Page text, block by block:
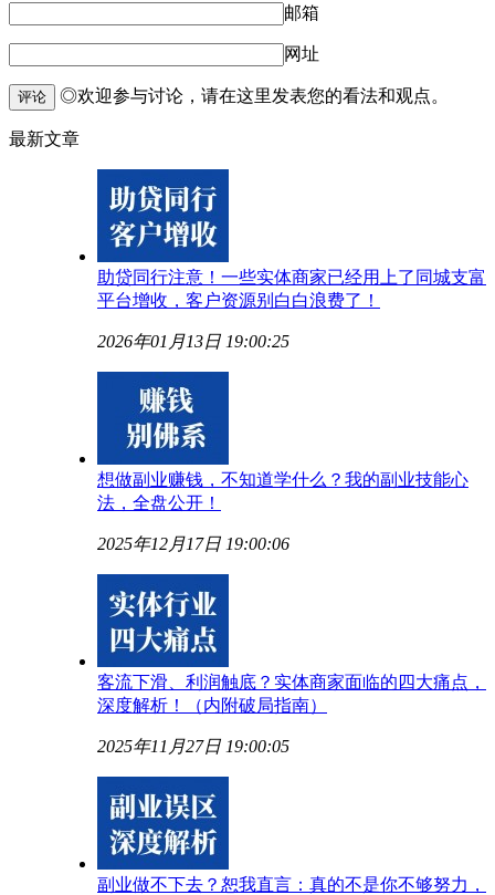
邮箱
网址
评论 ◎欢迎参与讨论，请在这里发表您的看法和观点。
最新文章
助贷同行注意！一些实体商家已经用上了同城支富
平台增收，客户资源别白白浪费了！
2026年01月13日 19:00:25
想做副业赚钱，不知道学什么？我的副业技能心
法，全盘公开！
2025年12月17日 19:00:06
客流下滑、利润触底？实体商家面临的四大痛点，
深度解析！（内附破局指南）
2025年11月27日 19:00:05
副业做不下去？恕我直言：真的不是你不够努力，